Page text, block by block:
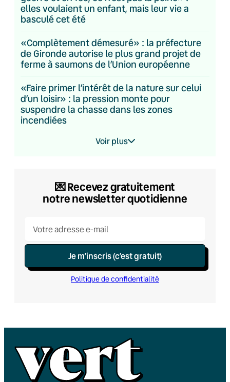
elles voulaient un enfant, mais leur vie a
basculé cet été
«Complètement démesuré» : la préfecture
de Gironde autorise le plus grand projet de
ferme à saumons de l’Union européenne
«Faire primer l’intérêt de la nature sur celui
d’un loisir» : la pression monte pour
suspendre la chasse dans les zones
incendiées
Voir plus
💌​ Recevez gratuitement
notre newsletter quotidienne
Je m’inscris (c’est gratuit)
Politique de confidentialité